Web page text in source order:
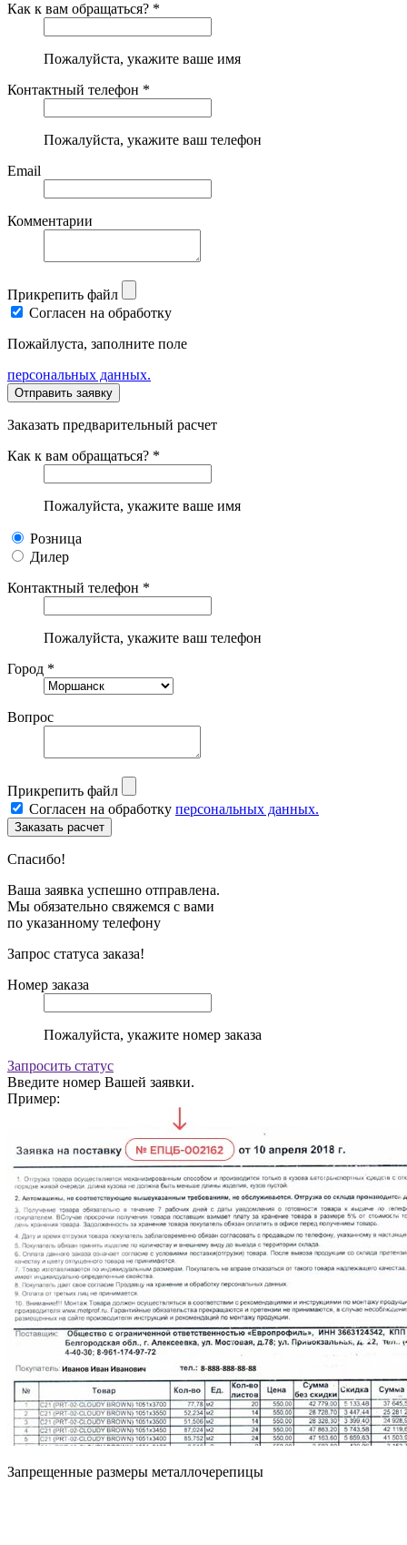
Как к вам обращаться? *
Пожалуйста, укажите ваше имя
Контактный телефон *
Пожалуйста, укажите ваш телефон
Email
Комментарии
Прикрепить файл
Согласен на обработку
Пожайлуста, заполните поле
персональных данных.
Заказать предварительный расчет
Как к вам обращаться? *
Пожалуйста, укажите ваше имя
Розница
Дилер
Контактный телефон *
Пожалуйста, укажите ваш телефон
Город *
Вопрос
Прикрепить файл
Согласен на обработку персональных данных.
Спасибо!
Ваша заявка успешно отправлена.
Мы обязательно свяжемся с вами
по указанному телефону
Запрос статуса заказа!
Номер заказа
Пожалуйста, укажите номер заказа
Запросить статус
Введите номер Вашей заявки.
Пример:
Запрещенные размеры металлочерепицы